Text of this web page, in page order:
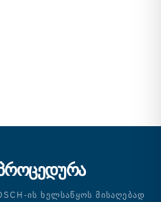
ᲘᲡ ᲮᲔᲚᲡᲐᲬᲧᲝᲡ ᲛᲘᲡᲐᲦᲔᲑᲐᲓ